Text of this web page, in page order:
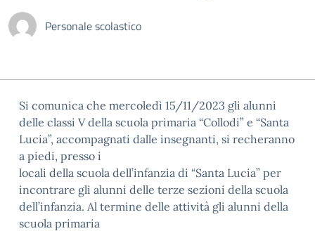
Personale scolastico
Si comunica che mercoledì 15/11/2023 gli alunni
delle classi V della scuola primaria “Collodi” e “Santa
Lucia”, accompagnati dalle insegnanti, si recheranno
a piedi, presso i
locali della scuola dell’infanzia di “Santa Lucia” per
incontrare gli alunni delle terze sezioni della scuola
dell’infanzia. Al termine delle attività gli alunni della
scuola primaria